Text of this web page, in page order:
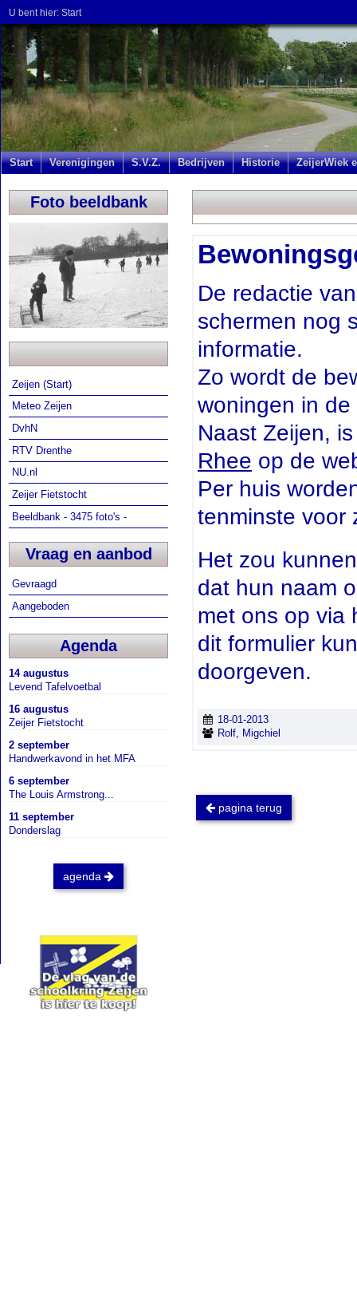
U bent hier: Start
Start Verenigingen S.V.Z. Bedrijven Historie ZeijerWiek
Foto beeldbank
Zeijen (Start)
Meteo Zeijen
DvhN
RTV Drenthe
NU.nl
Zeijer Fietstocht
Beeldbank - 3475 foto's -
Vraag en aanbod
Gevraagd
Aangeboden
Agenda
14 augustus
Levend Tafelvoetbal
16 augustus
Zeijer Fietstocht
2 september
Handwerkavond in het MFA
6 september
The Louis Armstrong...
11 september
Donderslag
agenda
De redactie
schermen nog
informatie.
Zo wordt de
woningen in
Naast Zeijen,
Rhee op de
Per huis
tenminste voor
Het zou
dat hun naam
met ons op via
dit formulier
doorgeven.
18-01-2013
Rolf, Migchiel
pagina terug